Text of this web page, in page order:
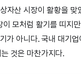
자산 시장이 활황을 맞
모처럼 활기를 띠지
가 아니다. 국내 대기
것은 마찬가지다.